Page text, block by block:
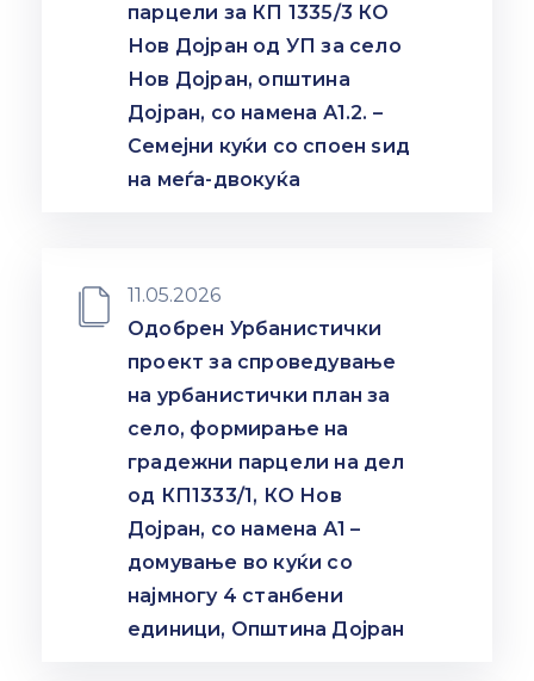
парцели за КП 1335/3 КО
Нов Дoјран од УП за село
Нов Дојран, општина
Дојран, со намена А1.2. –
Семејни куќи со споен ѕид
на меѓа-двокуќа
11.05.2026
Одобрен Урбанистички
проект за спроведување
на урбанистички план за
село, формирање на
градежни парцели на дел
од КП1333/1, КО Нов
Дојран, со намена А1 –
домување во куќи со
најмногу 4 станбени
единици, Општина Дојран